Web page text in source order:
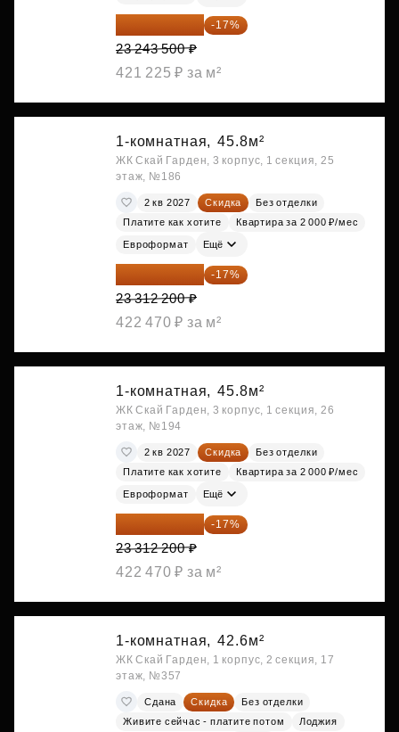
19 292 105 ₽ -17%
23 243 500 ₽
421 225 ₽ за м²
1-комнатная, 45.8м²
ЖК Скай Гарден, 3 корпус, 1 секция, 25
этаж, №186
2 кв 2027 Скидка
Без отделки
Платите как хотите
Квартира за 2 000 ₽/мес
Евроформат Ещё
19 349 126 ₽ -17%
23 312 200 ₽
422 470 ₽ за м²
1-комнатная, 45.8м²
ЖК Скай Гарден, 3 корпус, 1 секция, 26
этаж, №194
2 кв 2027 Скидка
Без отделки
Платите как хотите
Квартира за 2 000 ₽/мес
Евроформат Ещё
19 349 126 ₽ -17%
23 312 200 ₽
422 470 ₽ за м²
1-комнатная, 42.6м²
ЖК Скай Гарден, 1 корпус, 2 секция, 17
этаж, №357
Сдана Скидка
Без отделки
Живите сейчас - платите потом
Лоджия